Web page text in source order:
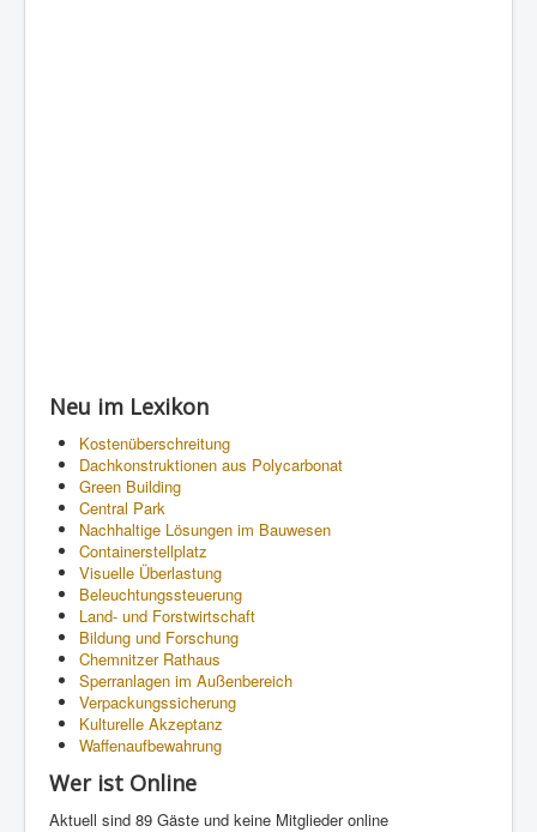
Neu im Lexikon
Kostenüberschreitung
Dachkonstruktionen aus Polycarbonat
Green Building
Central Park
Nachhaltige Lösungen im Bauwesen
Containerstellplatz
Visuelle Überlastung
Beleuchtungssteuerung
Land- und Forstwirtschaft
Bildung und Forschung
Chemnitzer Rathaus
Sperranlagen im Außenbereich
Verpackungssicherung
Kulturelle Akzeptanz
Waffenaufbewahrung
Wer ist Online
Aktuell sind 89 Gäste und keine Mitglieder online